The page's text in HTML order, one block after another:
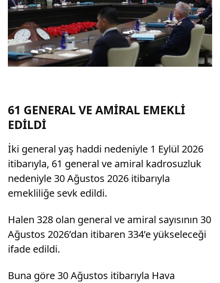
61 GENERAL VE AMİRAL EMEKLİ
EDİLDİ
İki general yaş haddi nedeniyle 1 Eylül 2026
itibarıyla, 61 general ve amiral kadrosuzluk
nedeniyle 30 Ağustos 2026 itibarıyla
emekliliğe sevk edildi.
Halen 328 olan general ve amiral sayısının 30
Ağustos 2026’dan itibaren 334’e yükseleceği
ifade edildi.
Buna göre 30 Ağustos itibarıyla Hava